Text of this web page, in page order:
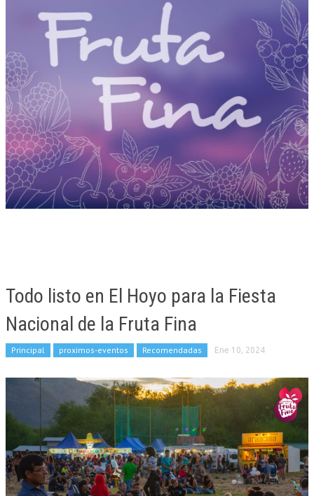
Todo listo en El Hoyo para la Fiesta
Nacional de la Fruta Fina
Principal proximos-eventos Recomendadas Ene 10, 2024